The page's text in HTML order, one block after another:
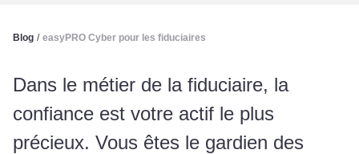
Blog / easyPRO Cyber pour les fiduciaires
Dans le métier de la fiduciaire, la
confiance est votre actif le plus
précieux. Vous êtes le gardien des